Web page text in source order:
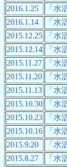
2016.1.25
「水
2016.1.14
「水
2015.12.25 「水
2015.12.14 「水
2015.11.27 「水
2015.11.20 「水
2015.11.13 「水
2015.10.30 「水
2015.10.23 「水
2015.10.16 「水
2015.9.20
「水
2015.8.27
「水